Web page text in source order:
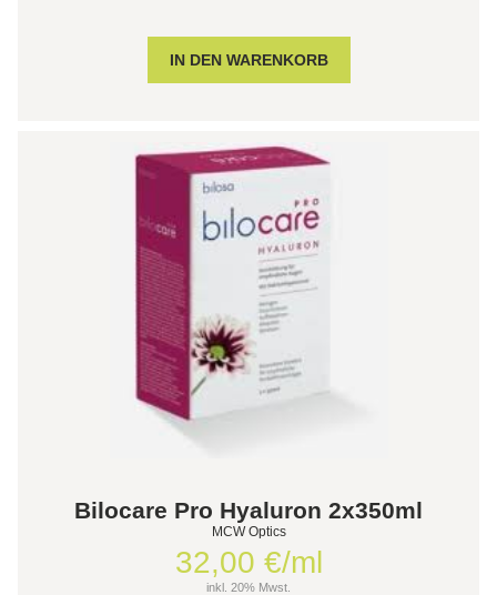
Bilocare Pro Hyaluron 2x350ml
MCW Optics
32,00 €/ml
inkl. 20% Mwst.